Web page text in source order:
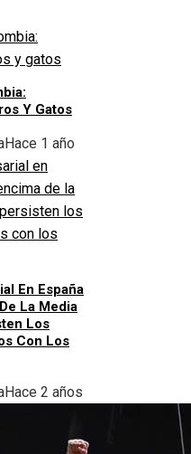
Y Gatos
Hace 1 año
En España
La Media
Los
Con Los
Hace 2 años